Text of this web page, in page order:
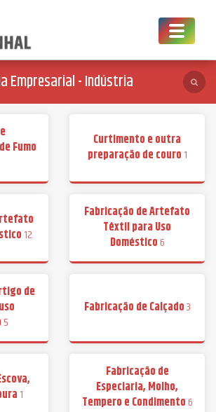
Toggle
Empresarial - Indústria
Fumo
Curtimento e outra
preparação de couro 1
12
Fabricação de Artefato
Têxtil para Uso
Doméstico6
de
5
Fabricação de Calçado3
1
Fabricação de
Especiaria, Molho,
Tempero e Condimento6